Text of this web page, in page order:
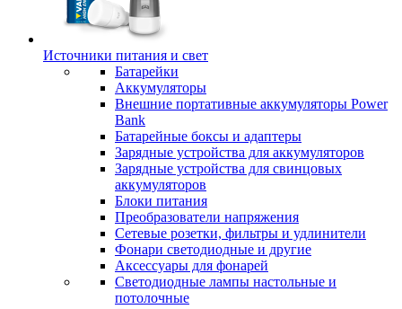
Источники питания и свет
Батарейки
Аккумуляторы
Внешние портативные аккумуляторы Power
Bank
Батарейные боксы и адаптеры
Зарядные устройства для аккумуляторов
Зарядные устройства для свинцовых
аккумуляторов
Блоки питания
Преобразователи напряжения
Сетевые розетки, фильтры и удлинители
Фонари светодиодные и другие
Аксессуары для фонарей
Светодиодные лампы настольные и
потолочные